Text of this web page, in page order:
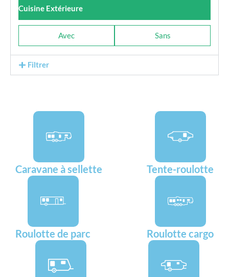
Cuisine Extérieure
Avec Sans
Filtrer
Caravane à sellette Tente-roulotte
Roulotte de parc Roulotte cargo